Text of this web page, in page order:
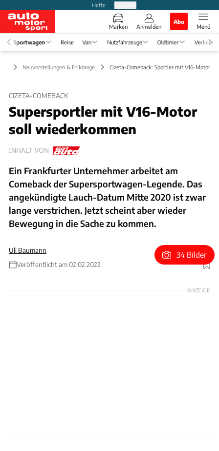
Hefte
Marken Anmelden
Abo
Menü
Sportwagen Reise Van Nutzfahrzeuge Oldtimer Verkehr
Neuvorstellungen & Erlkönige Cizeta-Comeback: Sportler mit V16-Motor
CIZETA-COMEBACK
Supersportler mit V16-Motor
soll wiederkommen
INHALT VON
Ein Frankfurter Unternehmer arbeitet am
Comeback der Supersportwagen-Legende. Das
angekündigte Lauch-Datum Mitte 2020 ist zwar
lange verstrichen. Jetzt scheint aber wieder
Bewegung in die Sache zu kommen.
Uli Baumann
Veröffentlicht am 02.02.2022
Foto: Cizeta
34 Bilder
ANZEIGE